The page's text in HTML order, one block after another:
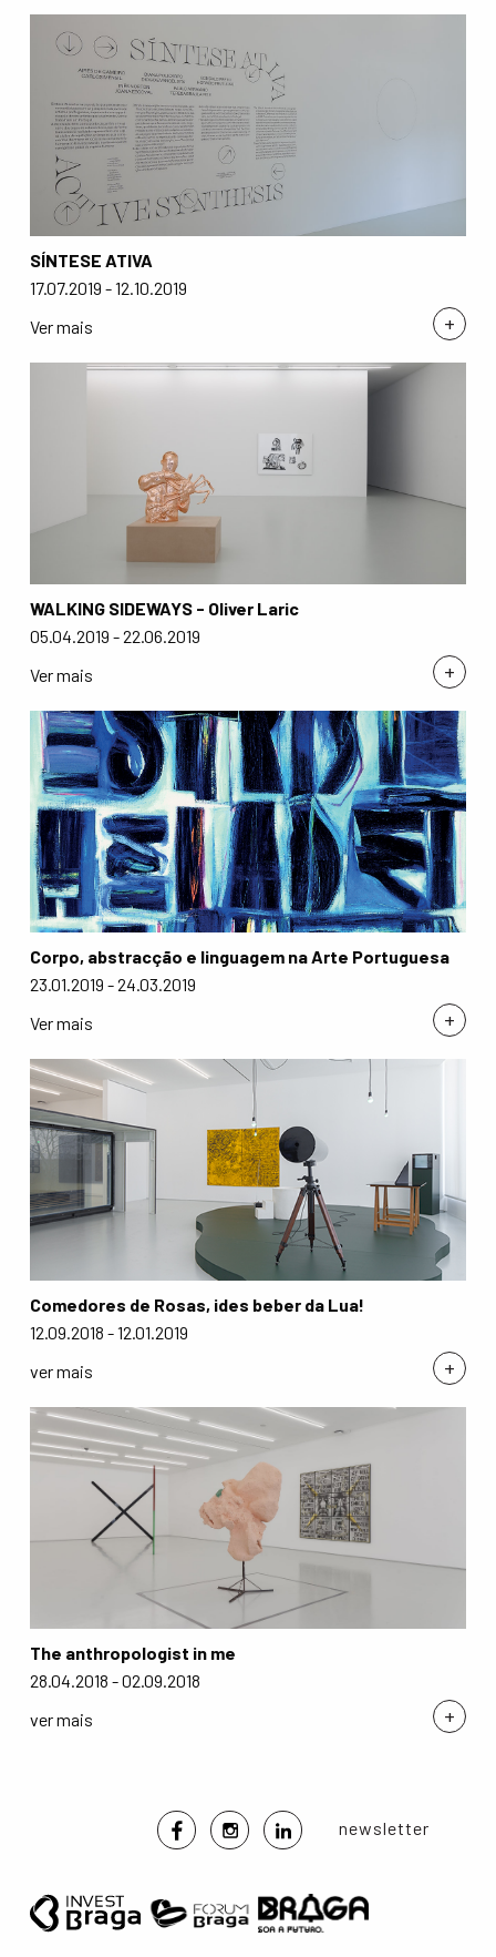
+
SÍNTESE ATIVA
17.07.2019 - 12.10.2019
Ver mais
+
WALKING SIDEWAYS - Oliver Laric
05.04.2019 - 22.06.2019
Ver mais
+
Corpo, abstracção e linguagem na Arte Portuguesa
23.01.2019 - 24.03.2019
Ver mais
+
Comedores de Rosas, ides beber da Lua!
12.09.2018 - 12.01.2019
ver mais
+
The anthropologist in me
28.04.2018 - 02.09.2018
ver mais
newsletter